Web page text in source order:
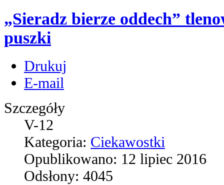
„Sieradz bierze oddech”
puszki
Drukuj
E-mail
Szczegóły
V-12
Kategoria: Ciekawostki
Opublikowano: 12 lipiec 2016
Odsłony: 4045